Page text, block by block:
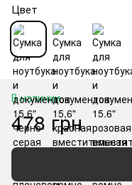
Цвет
В наличии
478 грн